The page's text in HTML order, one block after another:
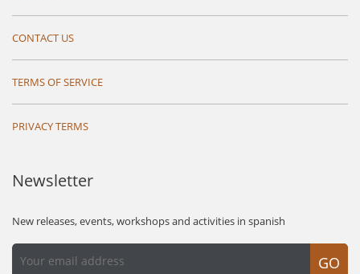
CONTACT US
TERMS OF SERVICE
PRIVACY TERMS
Newsletter
New releases, events, workshops and activities in spanish
GO